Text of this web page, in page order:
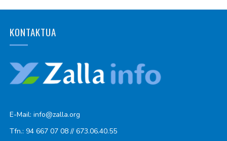
KONTAKTUA
E-Mail: info@zalla.org
Tfn.: 94 667 07 08 // 673.06.40.55